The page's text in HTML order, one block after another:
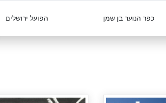
כפר הנוער בן שמן הפועל ירושלים